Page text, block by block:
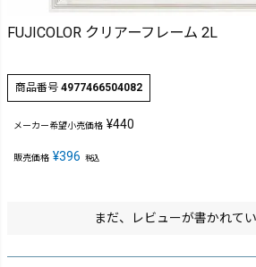
FUJICOLOR クリアーフレーム 2L
商品番号 4977466504082
メーカー希望小売価格 ¥440
販売価格 ¥396 税込
まだ、レビューが書かれてい